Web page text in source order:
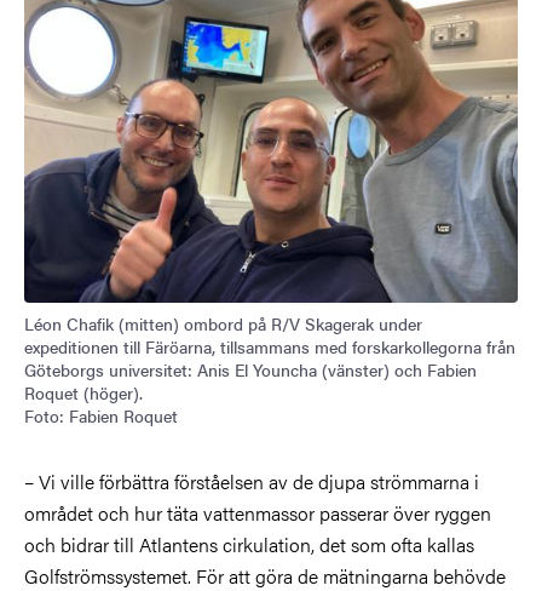
Léon Chafik (mitten) ombord på R/V Skagerak under
expeditionen till Färöarna, tillsammans med forskarkollegorna från
Göteborgs universitet: Anis El Youncha (vänster) och Fabien
Roquet (höger).
Foto: Fabien Roquet
– Vi ville förbättra förståelsen av de djupa strömmarna i
området och hur täta vattenmassor passerar över ryggen
och bidrar till Atlantens cirkulation, det som ofta kallas
Golfströmssystemet. För att göra de mätningarna behövde